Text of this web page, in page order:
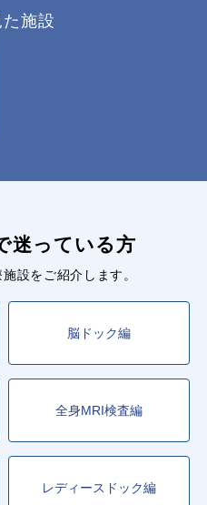
施設
迷っている方
設をご紹介します。
脳ドック編
全身MRI検査編
レディースドック編